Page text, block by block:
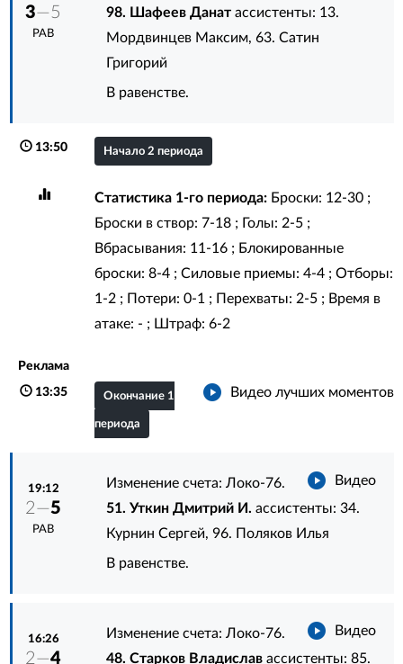
3—5
РАВ
98. Шафеев Данат ассистенты: 13.
Мордвинцев Максим,63. Сатин
Григорий
В равенстве.
13:50 Начало 2 периода
Статистика 1-го периода:Броски: 12-30 ;
Броски в створ: 7-18 ; Голы: 2-5 ;
Вбрасывания: 11-16 ; Блокированные
броски: 8-4 ; Силовые приемы: 4-4 ; Отборы:
1-2 ; Потери: 0-1 ; Перехваты: 2-5 ; Время в
атаке: - ; Штраф: 6-2
Реклама
13:35 Видео лучших моментов
Окончание 1
периода
19:12
2—5
РАВ
Видео
Изменение счета: Локо-76.
51. Уткин Дмитрий И. ассистенты:34.
Курнин Сергей,96. Поляков Илья
В равенстве.
16:26
2—4
Видео
Изменение счета: Локо-76.
48. Старков Владислав ассистенты:85.